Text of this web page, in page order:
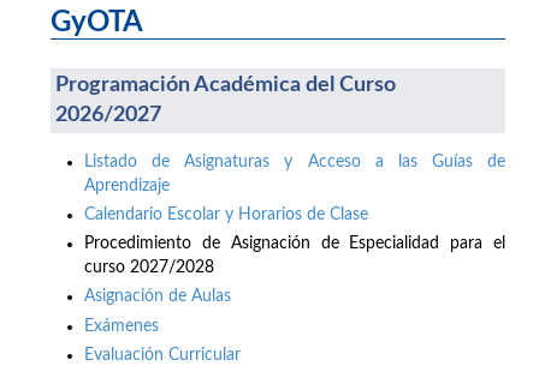
GyOTA
Programación Académica del Curso
2026/2027
Listado de Asignaturas y Acceso a las Guías de
Aprendizaje
Calendario Escolar y Horarios de Clase
Procedimiento de Asignación de Especialidad para el
curso 2027/2028
Asignación de Aulas
Exámenes
Evaluación Curricular